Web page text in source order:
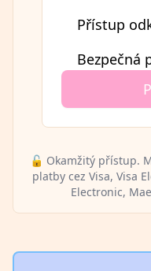
Přístup
Bezpečná
🔓 Okamžitý přístup.
platby cez Visa, Visa
Electronic,